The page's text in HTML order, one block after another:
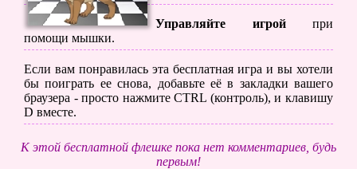
Управляйте игройпри
помощи мышки.
Если вам понравилась эта бесплатная игра и вы хотели
бы поиграть ее снова, добавьте её в закладки вашего
браузера - просто нажмите CTRL (контроль), и клавишу
D вместе.
К этой бесплатной флешке пока нет комментариев, будь
первым!